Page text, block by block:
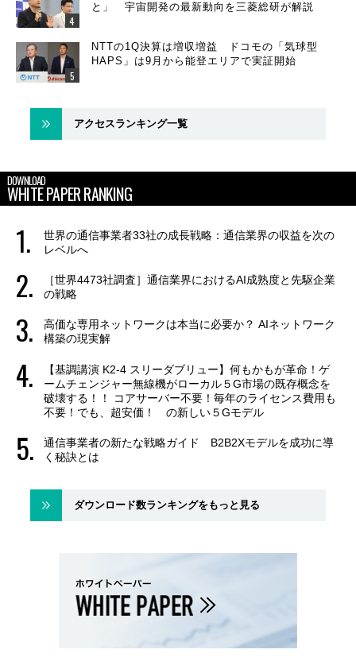
と」 宇宙開発の最新動向を三菱総研が解説
NTTの1Q決算は増収増益 ドコモの「気球型
HAPS」は9月から能登エリアで実証開始
アクセスランキング一覧
DOWNLOAD
WHITE PAPER RANKING
世界の通信事業者33社の成長戦略：通信業界の収益を次の
レベルへ
［世界4473社調査］通信業界におけるAI成熟度と先駆企業
の戦略
高価な専用ネットワークは本当に必要か？ AIネットワーク
構築の現実解
【基調講演 K2-4 スリーダブリュー】何もかもが革命！ゲ
ームチェンジャー無線機がローカル５G市場の既存概念を
破壊する！！ コアサーバー不要！毎年のライセンス費用も
不要！でも、超安価！ の新しい５Gモデル
通信事業者の新たな戦略ガイド B2B2Xモデルを成功に導
く秘訣とは
ダウンロード数ランキングをもっと見る